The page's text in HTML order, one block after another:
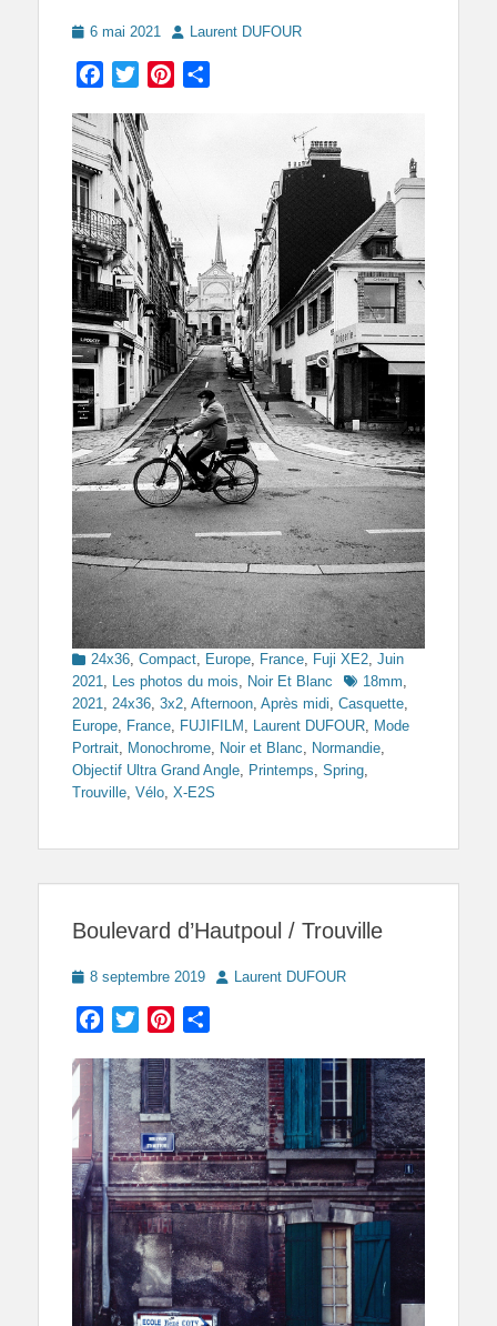
Posted
6 mai 2021 AuthorLaurent DUFOUR
Facebook
TwitterPinterest
Categories
24x36 Compact Europe France Fuji XE2 Juin
2021
Les photos du mois Noir Et Blanc Tags18mm
2021
24x36 3x2 Afternoon Après midi Casquette
Europe France FUJIFILM Laurent DUFOUR Mode
Portrait Monochrome Noir et Blanc Normandie
Objectif Ultra Grand Angle Printemps Spring
Trouville Vélo X-E2S
Boulevard d’Hautpoul / Trouville
Posted
8 septembre 2019 AuthorLaurent DUFOUR
Facebook
TwitterPinterest